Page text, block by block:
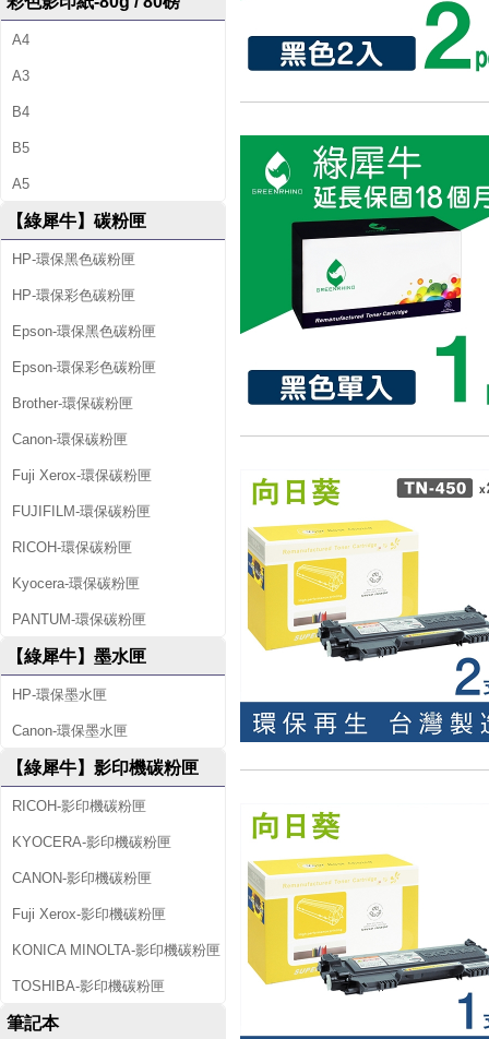
A4
A3
B4
B5
A5
【綠犀牛】碳粉匣
HP-環保黑色碳粉匣
HP-環保彩色碳粉匣
Epson-環保黑色碳粉匣
Epson-環保彩色碳粉匣
Brother-環保碳粉匣
Canon-環保碳粉匣
Fuji Xerox-環保碳粉匣
FUJIFILM-環保碳粉匣
RICOH-環保碳粉匣
Kyocera-環保碳粉匣
PANTUM-環保碳粉匣
【綠犀牛】墨水匣
HP-環保墨水匣
Canon-環保墨水匣
【綠犀牛】影印機碳粉匣
RICOH-影印機碳粉匣
KYOCERA-影印機碳粉匣
CANON-影印機碳粉匣
Fuji Xerox-影印機碳粉匣
KONICA MINOLTA-影印機碳粉匣
TOSHIBA-影印機碳粉匣
筆記本